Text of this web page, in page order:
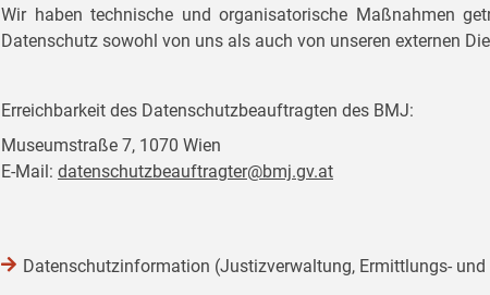
Wir haben technische und organisatorische Maßnahmen
Datenschutz sowohl von uns als auch von unseren externen
Erreichbarkeit des Datenschutzbeauftragten des BMJ:
Museumstraße 7, 1070 Wien
E-Mail: datenschutzbeauftragter@bmj.gv.at
Datenschutzinformation (Justizverwaltung, Ermittlungs- und